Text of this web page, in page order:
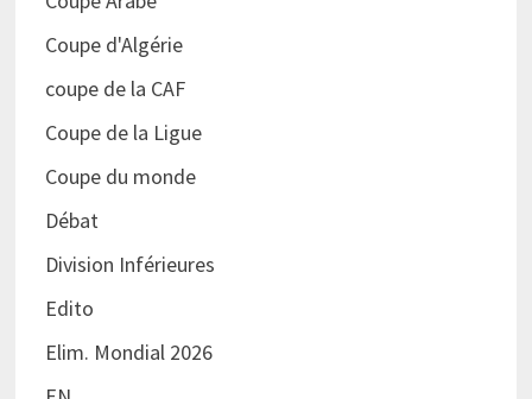
Coupe d'Algérie
coupe de la CAF
Coupe de la Ligue
Coupe du monde
Débat
Division Inférieures
Edito
Elim. Mondial 2026